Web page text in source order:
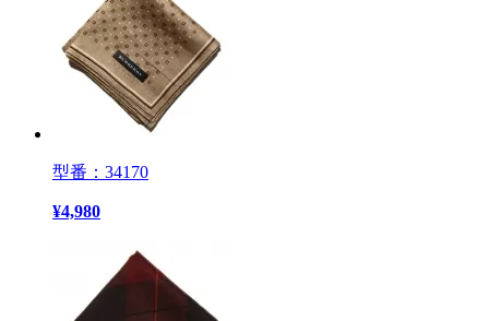
型番：34170
¥4,980